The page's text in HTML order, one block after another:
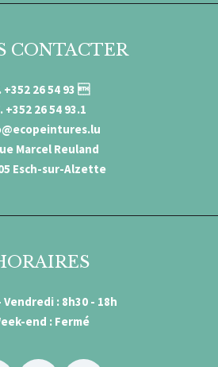
CONTACTER
+352 26 54 93 
+352 26 54 93.1
Marcel Reuland
Esch-sur-Alzette
Vendredi : 8h30 - 18h
end : Fermé